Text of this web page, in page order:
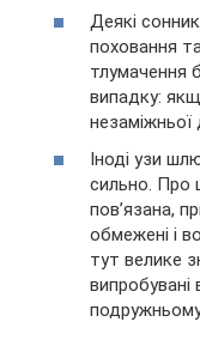
Деякі
поховання
тлумачення
випадку:
незаміжньої
Іноді узи
сильно. Про
пов’язана,
обмежені і
тут велике
випробувані